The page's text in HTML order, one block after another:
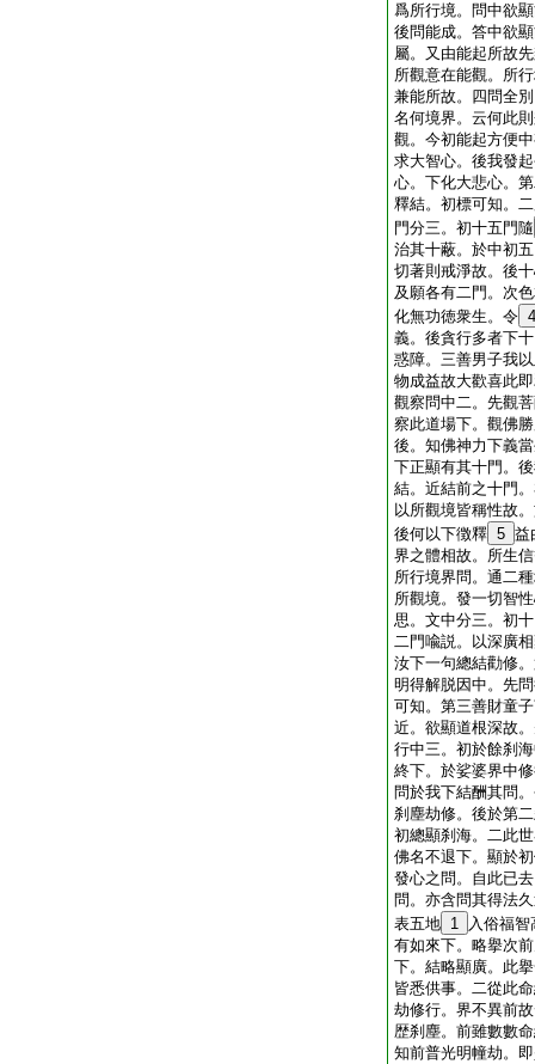
爲所行境。問中欲
後問能成。答中欲
屬。又由能起所故
所觀意在能觀。所
兼能所故。四問全
名何境界。云何此
觀。今初能起方便
求大智心。後我發
心。下化大悲心。
釋結。初標可知。
門分三。初十五門隨
治其十蔽。於中初
切著則戒淨故。後
及願各有二門。次
化無功徳衆生。令 4
義。後貪行多者下
惑障。三善男子我
物成益故大歡喜此
觀察問中二。先觀
察此道場下。觀佛
後。知佛神力下義
下正顯有其十門。
結。近結前之十門
以所觀境皆稱性故
後何以下徴釋 5 益
界之體相故。所生
所行境界問。通二
所觀境。發一切智
思。文中分三。初
二門喩説。以深廣
汝下一句總結勸修
明得解脱因中。先
可知。第三善財童
近。欲顯道根深故
行中三。初於餘刹
終下。於娑婆界中
問於我下結酬其問
刹塵劫修。後於第
初總顯刹海。二此
佛名不退下。顯於
發心之問。自此已
問。亦含問其得法
表五地 1
入俗福
有如來下。略擧次
下。結略顯廣。此
皆悉供事。二從此
劫修行。界不異前
歴刹塵。前雖數數
知前普光明幢劫。